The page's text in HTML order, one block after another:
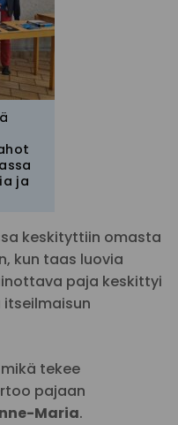
ja
keskityttiin omasta
kun taas luovia
paja keskittyi
tekee
pajaan
Maria.